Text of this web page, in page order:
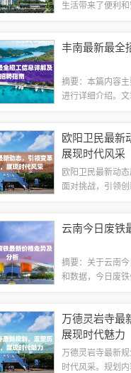
生活带来了便利
展，提高了整个社
丰南最新最全
摘要：本篇内容
进行详细介绍。
字数控制在100-
欧阳卫民最新
展现时代风采
欧阳卫民最新动
面对挑战，引领
最新动态，见证他
云南今日废铁
摘要：关于云南
和数据，今日废
系、政策调整、
万德灵岩寺最
展现时代魅力
万德灵岩寺最新
时代风采。规划